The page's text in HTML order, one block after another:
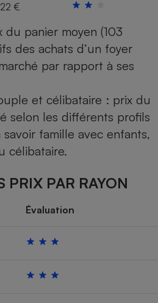
€
panier moyen (103
des achats d’un foyer
par rapport à ses
et célibataire : prix du
selon les différents profils
famille avec enfants,
célibataire.
PRIX PAR RAYON
Évaluation